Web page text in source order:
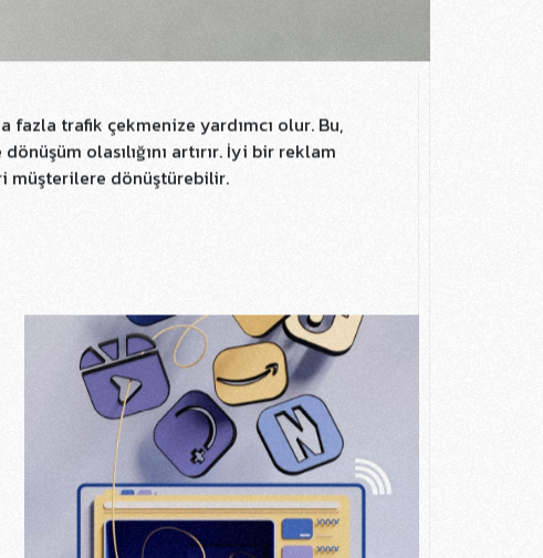
fazla trafik çekmenize yardımcı olur. Bu,
olasılığını artırır. İyi bir reklam
müşterilere dönüştürebilir.